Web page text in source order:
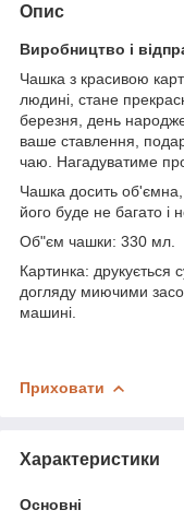
Опис
Виробництво і
Чашка з красивою
людині, стане
березня, день
ваше ставлення,
чаю. Нагадуватиме
Чашка досить об'ємна,
його буде не багато і
Об"єм чашки: 330 мл.
Картинка: друкується
догляду миючими
машині.
Приховати
Характеристики
Основні